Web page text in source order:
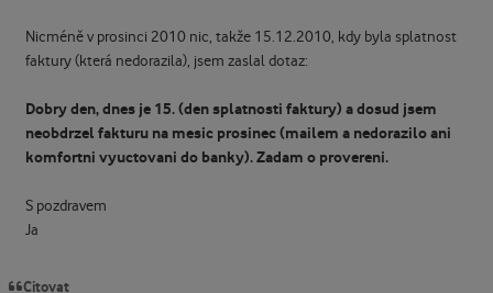
Nicméně v prosinci 2010 nic, takže 15.12.2010, kdy byla splatnost
faktury (která nedorazila), jsem zaslal dotaz:
Dobry den, dnes je 15. (den splatnosti faktury) a dosud jsem
neobdrzel fakturu na mesic prosinec (mailem a nedorazilo ani
komfortni vyuctovani do banky). Zadam o provereni.
S pozdravem
Ja
Citovat